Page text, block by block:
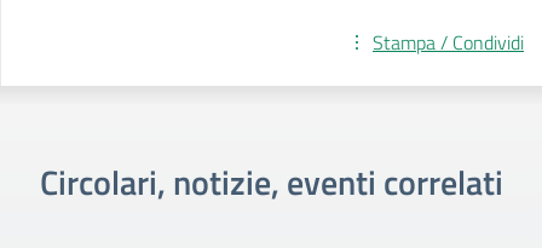
Stampa / Condividi
Circolari, notizie, eventi correlati